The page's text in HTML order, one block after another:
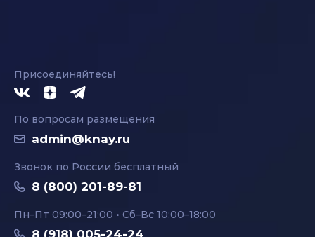
Присоединяйтесь!
По вопросам размещения
admin@knay.ru
Звонок по России бесплатный
8 (800) 201-89-81
Пн–Пт 09:00–21:00 • Сб–Вс 10:00–18:00